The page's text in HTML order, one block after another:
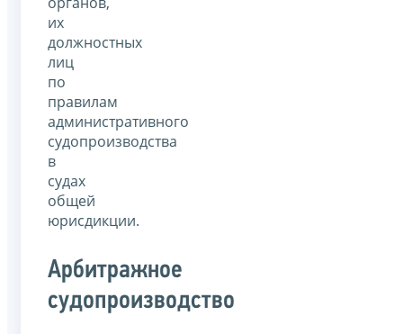
их
должностных
лиц
по
правилам
административного
судопроизводства
в
судах
общей
юрисдикции.
Арбитражное
судопроизводство